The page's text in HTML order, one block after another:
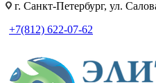
г. Санкт-Петербург, ул.
+7(812) 622-07-62